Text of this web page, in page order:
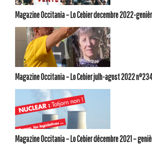
Magazine Occitania – Lo Cebier decembre 2022-
Magazine Occitania – Lo Cebier julh-agost 2022
Magazine Occitania – Lo Cebier décembre 2021 –